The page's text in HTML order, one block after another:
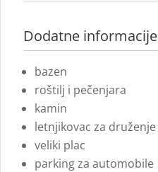
Dodatne informacije
bazen
roštilj i pečenjara
kamin
letnjikovac za druženje
veliki plac
parking za automobile